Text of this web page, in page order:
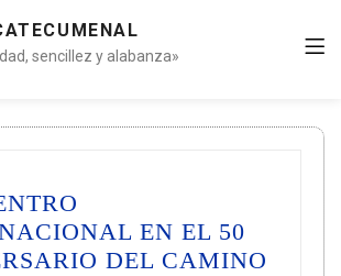
sencillez y alabanza»
EN EL 50
DEL CAMINO